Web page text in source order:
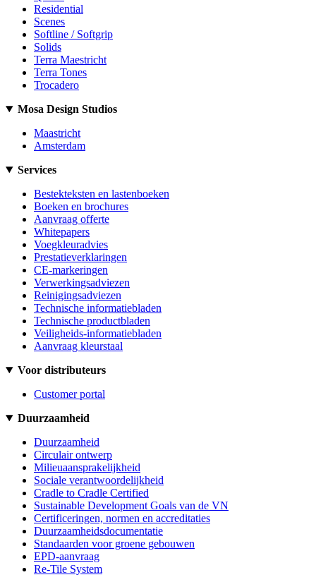
Residential
Scenes
Softline / Softgrip
Solids
Terra Maestricht
Terra Tones
Trocadero
Mosa Design Studios
Maastricht
Amsterdam
Services
Bestekteksten en lastenboeken
Boeken en brochures
Aanvraag offerte
Whitepapers
Voegkleuradvies
Prestatieverklaringen
CE-markeringen
Verwerkingsadviezen
Reinigingsadviezen
Technische informatiebladen
Technische productbladen
Veiligheids-informatiebladen
Aanvraag kleurstaal
Voor distributeurs
Customer portal
Duurzaamheid
Duurzaamheid
Circulair ontwerp
Milieuaansprakelijkheid
Sociale verantwoordelijkheid
Cradle to Cradle Certified
Sustainable Development Goals van de VN
Certificeringen, normen en accreditaties
Duurzaamheidsdocumentatie
Standaarden voor groene gebouwen
EPD-aanvraag
Re-Tile System